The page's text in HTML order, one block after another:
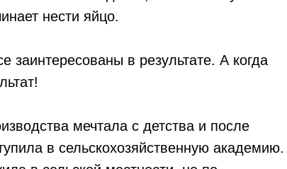
нести яйцо.
заинтересованы в результате. А когда
мечтала с детства и после
в сельскохозяйственную академию.